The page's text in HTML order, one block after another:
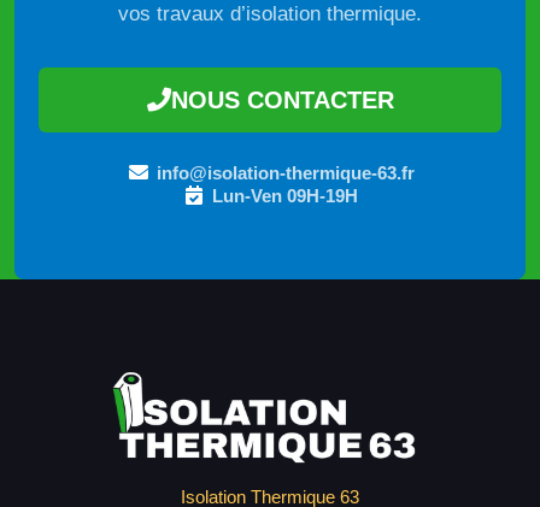
vos travaux d’isolation thermique.
NOUS CONTACTER
info@isolation-thermique-63.fr
Lun-Ven 09H-19H
Isolation Thermique 63